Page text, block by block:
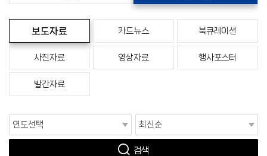
보도자료 카드뉴스 북큐레이션
사진자료 영상자료 행사포스터
발간자료
검색